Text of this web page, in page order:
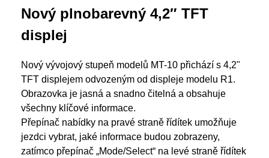
Nový plnobarevný 4,2″ TFT
displej
Nový vývojový stupeň modelů MT-10 přichází s 4,2"
TFT displejem odvozeným od displeje modelu R1.
Obrazovka je jasná a snadno čitelná a obsahuje
všechny klíčové informace.
Přepínač nabídky na pravé straně řídítek umožňuje
jezdci vybrat, jaké informace budou zobrazeny,
zatímco přepínač „Mode/Select“ na levé straně řídítek